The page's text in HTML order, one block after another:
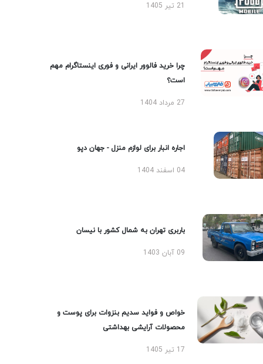
چرا خرید فالوور ایرانی و فوری اینستاگرام مهم
است؟
27 مرداد 1404
اجاره انبار برای لوازم منزل - جهان دپو
04 اسفند 1404
باربری تهران به شمال کشور با نیسان
09 آبان 1403
خواص و فواید سدیم بنزوات برای پوست و
محصولات آرایشی بهداشتی
17 تیر 1405